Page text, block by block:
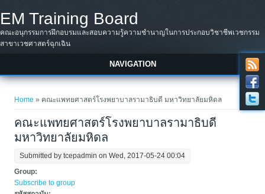
EM Training Board
คณะอนุกรรมการฝึกอบรมและสอบความรู้ความชำนาญในการประกอบวิชาชีพเวชกรรม
สาขาเวชศาสตร์ฉุกเฉิน
NAVIGATION
Home » คณะแพทยศาสตร์โรงพยาบาลรามาธิบดี มหาวิทยาลัยมหิดล
คณะแพทยศาสตร์โรงพยาบาลรามาธิบดี
มหาวิทยาลัยมหิดล
Submitted bytcepadmin on Wed, 2017-05-24 00:04
Group:
Subscribe to group